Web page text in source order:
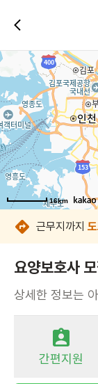
16km
16km
16km
16km
16km
16km
16km
16km
근무지까지
요양보호사
상세한 정보는
간편지원